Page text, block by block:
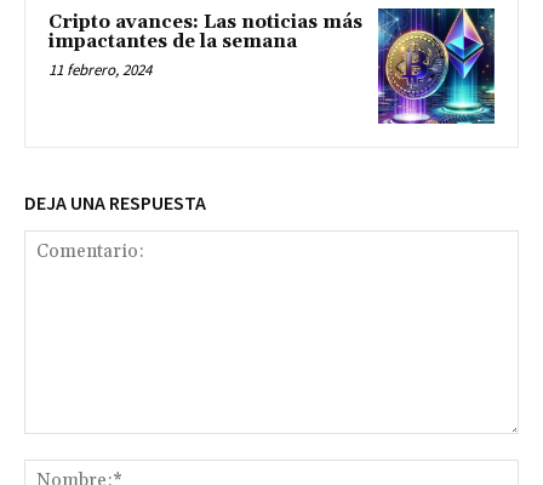
Cripto avances: Las noticias más
impactantes de la semana
11 febrero, 2024
DEJA UNA RESPUESTA